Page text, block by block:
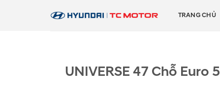
TRANG CHỦ
UNIVERSE 47 Chỗ Euro 5